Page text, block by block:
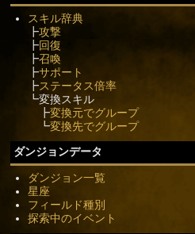
スキル辞典
┣攻撃
┣回復
┣召喚
┣サポート
┣ステータス倍率
┗変換スキル
┣変換元でグループ
┗変換先でグループ
ダンジョンデータ
ダンジョン一覧
星座
フィールド種別
探索中のイベント